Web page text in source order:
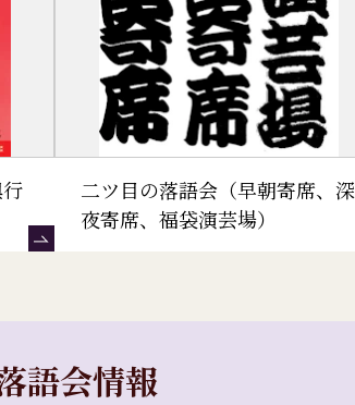
二ツ目の落語会（早朝寄席、深
夜寄席、福袋演芸場）
語会情報